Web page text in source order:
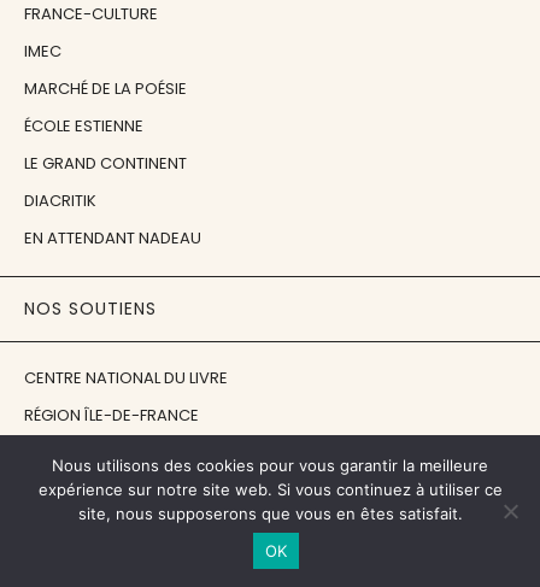
FRANCE-CULTURE
IMEC
MARCHÉ DE LA POÉSIE
ÉCOLE ESTIENNE
LE GRAND CONTINENT
DIACRITIK
EN ATTENDANT NADEAU
NOS SOUTIENS
CENTRE NATIONAL DU LIVRE
RÉGION ÎLE-DE-FRANCE
FONDATION FMSH
FONDATION JAN MICHALSKI
Nous utilisons des cookies pour vous garantir la meilleure
expérience sur notre site web. Si vous continuez à utiliser ce
site, nous supposerons que vous en êtes satisfait.
OK